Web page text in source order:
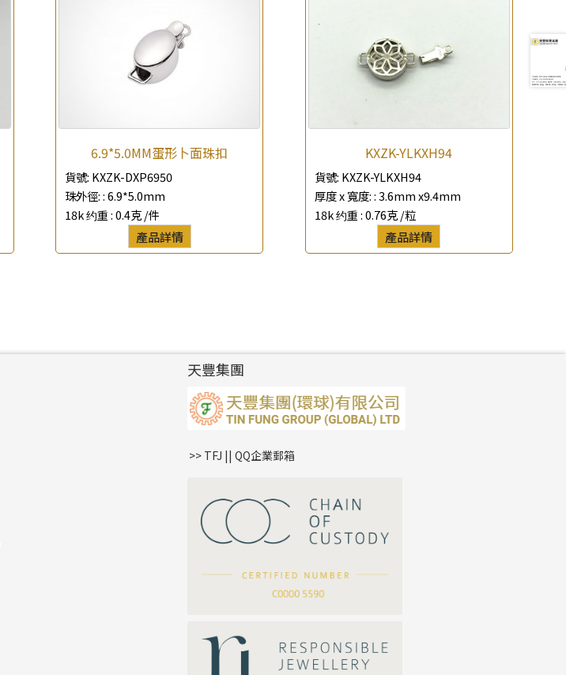
6.9*5.0MM蛋形卜面珠扣
貨號: KXZK-DXP6950
珠外徑: : 6.9*5.0mm
18k 约重 :0.4克 /件
產品詳情
KXZK-YLKXH94
貨號: KXZK-YLKXH94
厚度 x 寬度: :3.6mm x9.4mm
18k 约重 :0.76克 /粒
產品詳情
*你的名字
公司名稱
天豐集團
>> TFJ || QQ企業郵箱